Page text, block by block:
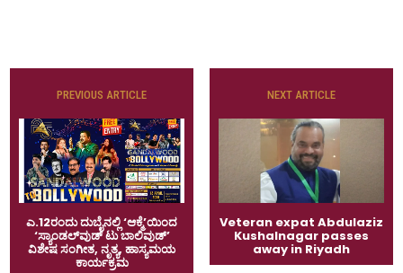
PREVIOUS ARTICLE
ಎ.12ರಂದು ದುಬೈನಲ್ಲಿ ‘ಆಕ್ಮೆ’ಯಿಂದ
‘ಸ್ಯಾಂಡಲ್‌ವುಡ್ ಟು ಬಾಲಿವುಡ್’
ವಿಶೇಷ ಸಂಗೀತ, ನೃತ್ಯ, ಹಾಸ್ಯಮಯ
ಕಾರ್ಯಕ್ರಮ
NEXT ARTICLE
Veteran expat Abdulaziz
Kushalnagar passes
away in Riyadh